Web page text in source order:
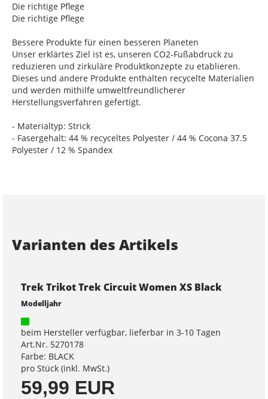
Die richtige Pflege
Die richtige Pflege
Bessere Produkte für einen besseren Planeten
Unser erklärtes Ziel ist es, unseren CO2-Fußabdruck zu
reduzieren und zirkuläre Produktkonzepte zu etablieren.
Dieses und andere Produkte enthalten recycelte Materialien
und werden mithilfe umweltfreundlicherer
Herstellungsverfahren gefertigt.
- Materialtyp: Strick
- Fasergehalt: 44 % recyceltes Polyester / 44 % Cocona 37.5
Polyester / 12 % Spandex
Varianten des Artikels
Trek Trikot Trek Circuit Women XS Black
Modelljahr
beim Hersteller verfügbar, lieferbar in 3-10 Tagen
Art.Nr. 5270178
Farbe: BLACK
pro Stück (inkl. MwSt.)
59,99 EUR